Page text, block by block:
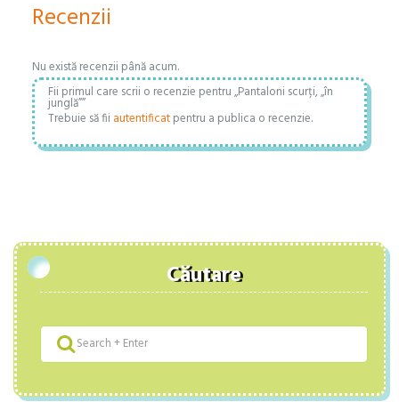
Recenzii
Nu există recenzii până acum.
Fii primul care scrii o recenzie pentru „Pantaloni scurți, „în
junglă””
Trebuie să fii autentificatpentru a publica o recenzie.
Căutare